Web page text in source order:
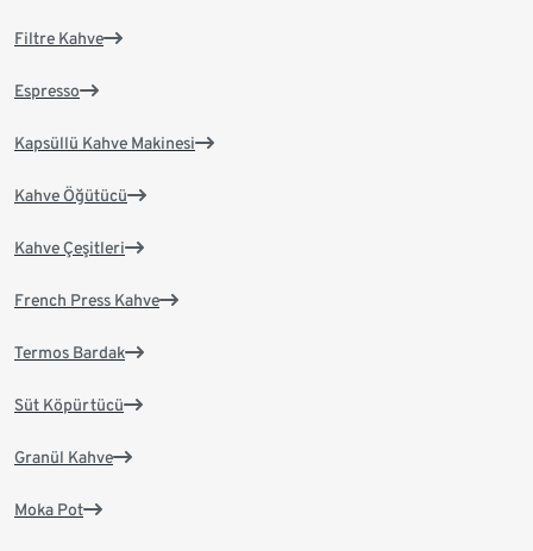
Filtre Kahve
Espresso
Kapsüllü Kahve Makinesi
Kahve Öğütücü
Kahve Çeşitleri
French Press Kahve
Termos Bardak
Süt Köpürtücü
Granül Kahve
Moka Pot